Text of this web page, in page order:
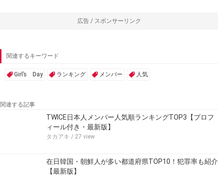
広告 / スポンサーリンク
関連するキーワード
Girl’s Day ランキング メンバー 人気
関連する記事
TWICE日本人メンバー人気順ランキングTOP3【プロフ
ィール付き・最新版】
タカアキ / 27 view
在日韓国・朝鮮人が多い都道府県TOP10！犯罪率も紹介
【最新版】